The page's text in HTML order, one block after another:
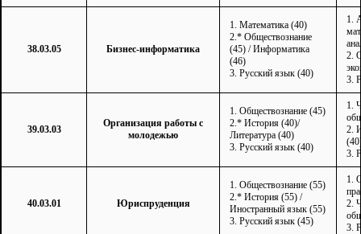
38.03.05 Бизнес-информатика
1. Математика (40)
2.* Обществознание
(45) / Информатика
(46)
3. Русский язык (40)
1.
2.
3.
39.03.03
Организация работы с
молодежью
1. Обществознание (45)
2.* История (40)/
Литература (40)
3. Русский язык (40)
1.
2.
3.
40.03.01 Юриспруденция
1. Обществознание (55)
2.* История (55) /
Иностранный язык (55)
3. Русский язык (45)
1.
2.
3.